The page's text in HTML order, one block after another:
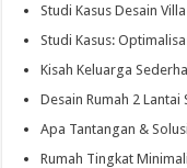
Studi Kasus Desain
Studi Kasus:
Kisah Keluarga
Desain Rumah 2
Apa Tantangan &
Rumah Tingkat